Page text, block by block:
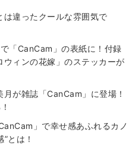
違ったクールな雰囲気で
「CanCam」の表紙に！付録
ィンの花嫁」のステッカーが
が雑誌「CanCam」に登場！
」で幸せ感あふれるカノ
とは！